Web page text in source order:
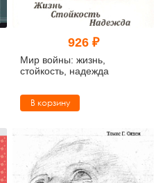
926 ₽
Мир войны: жизнь,
стойкость, надежда
В корзину